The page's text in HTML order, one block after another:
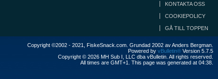
KONTAKTA OSS
COOKIEPOLICY
GÅ TILL TOPPEN
Copyright ©2002 - 2021, FiskeSnack.com. Grundad 2002 av Anders Bergman.
Powered by vBulletin® Version 5.7.5
Copyright © 2026 MH Sub I, LLC dba vBulletin. All rights reserved.
All times are GMT+1. This page was generated at 04:38.